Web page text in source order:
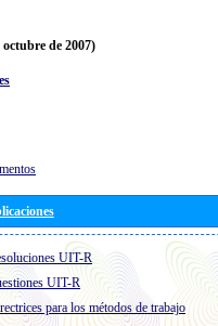
de 2007)
UIT-R
UIT-R
para los métodos de trabajo